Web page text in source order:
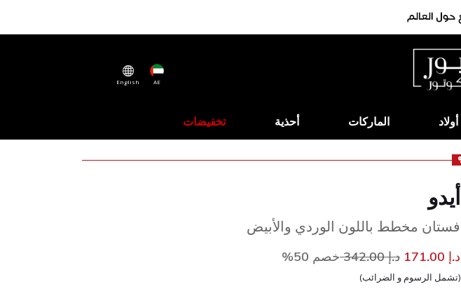
AE
English
أولاد الماركات أحذية تخفيضات
أيدو
فستان مخطط باللون الوردي والأبيض
د.إ 171.00 سعر مخفض مند.إ 342.00 إلى
خصم 50%
(تشمل الرسوم و الضرائب)